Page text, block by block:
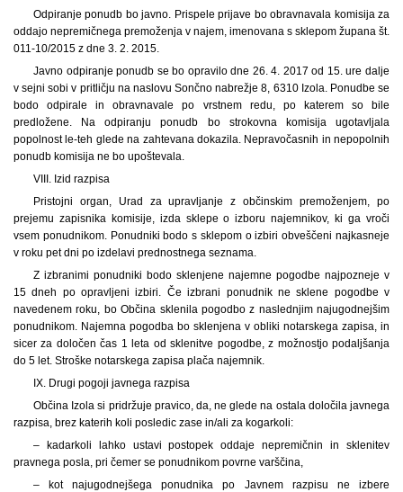
Odpiranje ponudb bo javno. Prispele prijave bo obravnavala komisija za
oddajo nepremičnega premoženja v najem, imenovana s sklepom župana št.
011-10/2015 z dne 3. 2. 2015.
Javno odpiranje ponudb se bo opravilo dne 26. 4. 2017 od 15. ure dalje
v sejni sobi v pritličju na naslovu Sončno nabrežje 8, 6310 Izola. Ponudbe se
bodo odpirale in obravnavale po vrstnem redu, po katerem so bile
predložene. Na odpiranju ponudb bo strokovna komisija ugotavljala
popolnost le-teh glede na zahtevana dokazila. Nepravočasnih in nepopolnih
ponudb komisija ne bo upoštevala.
VIII. Izid razpisa
Pristojni organ, Urad za upravljanje z občinskim premoženjem, po
prejemu zapisnika komisije, izda sklepe o izboru najemnikov, ki ga vroči
vsem ponudnikom. Ponudniki bodo s sklepom o izbiri obveščeni najkasneje
v roku pet dni po izdelavi prednostnega seznama.
Z izbranimi ponudniki bodo sklenjene najemne pogodbe najpozneje v
15 dneh po opravljeni izbiri. Če izbrani ponudnik ne sklene pogodbe v
navedenem roku, bo Občina sklenila pogodbo z naslednjim najugodnejšim
ponudnikom. Najemna pogodba bo sklenjena v obliki notarskega zapisa, in
sicer za določen čas 1 leta od sklenitve pogodbe, z možnostjo podaljšanja
do 5 let. Stroške notarskega zapisa plača najemnik.
IX. Drugi pogoji javnega razpisa
Občina Izola si pridržuje pravico, da, ne glede na ostala določila javnega
razpisa, brez katerih koli posledic zase in/ali za kogarkoli:
– kadarkoli lahko ustavi postopek oddaje nepremičnin in sklenitev
pravnega posla, pri čemer se ponudnikom povrne varščina,
– kot najugodnejšega ponudnika po Javnem razpisu ne izbere